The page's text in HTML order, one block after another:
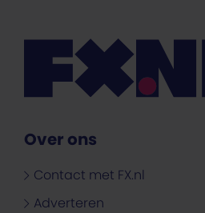
Over ons
Contact met FX.nl
Adverteren